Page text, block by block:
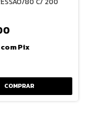
comPix
COMPRAR